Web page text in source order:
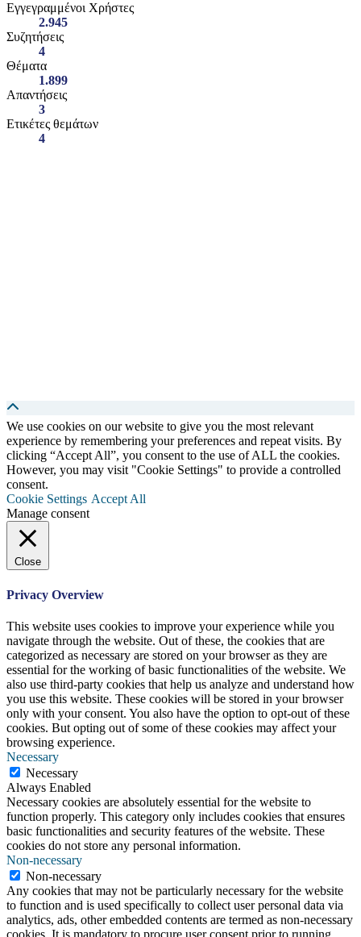
Εγγεγραμμένοι Χρήστες
2.945
Συζητήσεις
4
Θέματα
1.899
Απαντήσεις
3
Ετικέτες θεμάτων
4
We use cookies on our website to give you the most relevant
experience by remembering your preferences and repeat visits. By
clicking “Accept All”, you consent to the use of ALL the cookies.
However, you may visit "Cookie Settings" to provide a controlled
consent.
Cookie Settings Accept All
Manage consent
Close
Privacy Overview
This website uses cookies to improve your experience while you
navigate through the website. Out of these, the cookies that are
categorized as necessary are stored on your browser as they are
essential for the working of basic functionalities of the website. We
also use third-party cookies that help us analyze and understand how
you use this website. These cookies will be stored in your browser
only with your consent. You also have the option to opt-out of these
cookies. But opting out of some of these cookies may affect your
browsing experience.
Necessary
Necessary
Always Enabled
Necessary cookies are absolutely essential for the website to
function properly. This category only includes cookies that ensures
basic functionalities and security features of the website. These
cookies do not store any personal information.
Non-necessary
Non-necessary
Any cookies that may not be particularly necessary for the website
to function and is used specifically to collect user personal data via
analytics, ads, other embedded contents are termed as non-necessary
cookies. It is mandatory to procure user consent prior to running